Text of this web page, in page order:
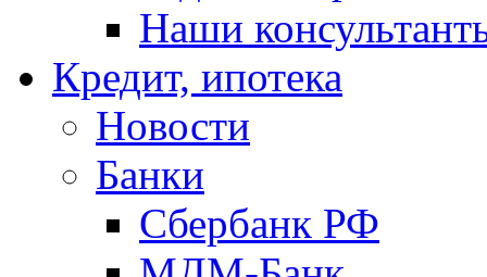
Наши
Кредит, ипотека
Новости
Банки
Сбербанк РФ